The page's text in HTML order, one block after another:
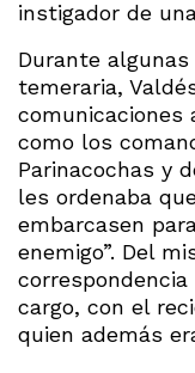
instigador de
Durante
temeraria,
comunicaciones
como los
Parinacochas y
les ordenaba
embarcasen
enemigo”. Del
cargo, con el
quien además